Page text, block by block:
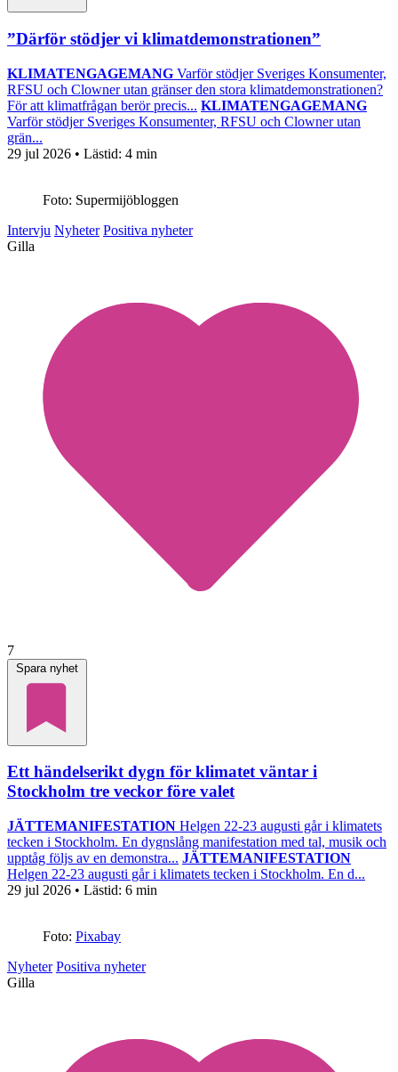
”Därför stödjer vi klimatdemonstrationen”
KLIMATENGAGEMANG Varför stödjer Sveriges Konsumenter,
RFSU och Clowner utan gränser den stora klimatdemonstrationen?
För att klimatfrågan berör precis... KLIMATENGAGEMANG
Varför stödjer Sveriges Konsumenter, RFSU och Clowner utan
grän...
29 jul 2026 • Lästid: 4 min
Foto: Supermijöbloggen
Intervju Nyheter Positiva nyheter
Gilla
7
Spara nyhet
Ett händelserikt dygn för klimatet väntar i
Stockholm tre veckor före valet
JÄTTEMANIFESTATION Helgen 22-23 augusti går i klimatets
tecken i Stockholm. En dygnslång manifestation med tal, musik och
upptåg följs av en demonstra... JÄTTEMANIFESTATION
Helgen 22-23 augusti går i klimatets tecken i Stockholm. En d...
29 jul 2026 • Lästid: 6 min
Foto: Pixabay
Nyheter Positiva nyheter
Gilla